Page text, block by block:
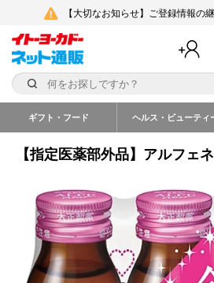
【大切なお知らせ】ご登録情報の
ギフト・フード ヘルス・ビューティ
【指定医薬部外品】アルフェ